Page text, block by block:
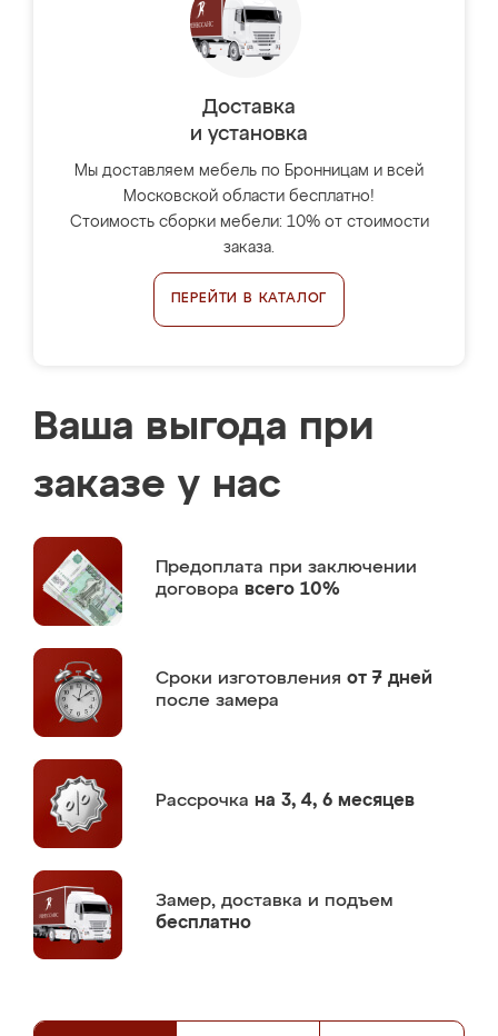
Доставка
и установка
Мы доставляем мебель по Бронницам и всей
Московской области бесплатно!
Стоимость сборки мебели: 10% от стоимости
заказа.
ПЕРЕЙТИ В КАТАЛОГ
Ваша выгода при
заказе у нас
Предоплата при заключении
договора всего 10%
Сроки изготовления от 7 дней
после замера
Рассрочка на 3, 4, 6 месяцев
Замер, доставка и подъем
бесплатно